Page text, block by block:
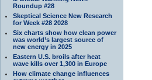
Roundup #28
Skeptical Science New Research
for Week #28 2028
Six charts show how clean power
was world’s largest source of
new energy in 2025
Eastern U.S. broils after heat
wave kills over 1,300 in Europe
How climate change influences